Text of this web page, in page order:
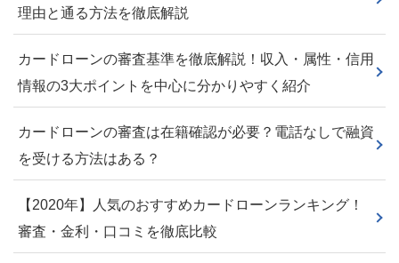
理由と通る方法を徹底解説
カードローンの審査基準を徹底解説！収入・属性・信用
情報の3大ポイントを中心に分かりやすく紹介
カードローンの審査は在籍確認が必要？電話なしで融資
を受ける方法はある？
【2020年】人気のおすすめカードローンランキング！
審査・金利・口コミを徹底比較